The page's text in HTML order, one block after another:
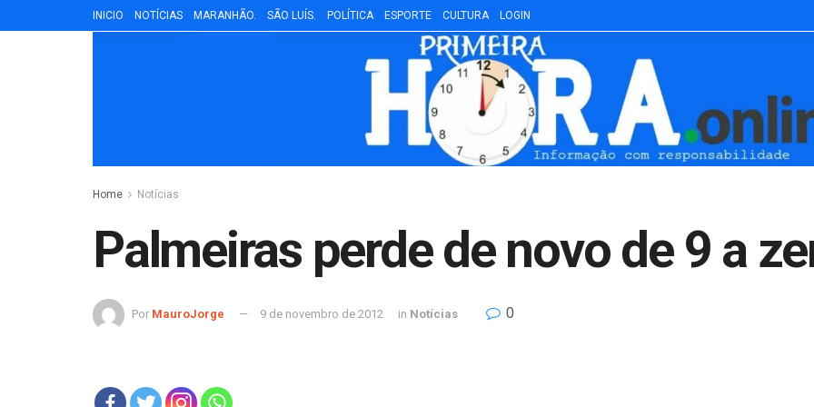
INICIO NOTÍCIAS MARANHÃO. SÃO LUÍS. POLÍTICA ESPORTE CULTURA LOGIN
Home Notícias
Palmeiras perde de novo de 9 a
Por MauroJorge 9 de novembro de 2012 in Notícias 0